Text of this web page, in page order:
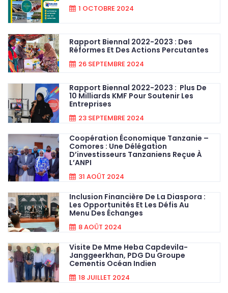
1 OCTOBRE 2024
Rapport Biennal 2022-2023 : Des
Réformes Et Des Actions Percutantes
26 SEPTEMBRE 2024
Rapport Biennal 2022-2023 : Plus De
10 Milliards KMF Pour Soutenir Les
Entreprises
23 SEPTEMBRE 2024
Coopération Économique Tanzanie –
Comores : Une Délégation
D’investisseurs Tanzaniens Reçue À
L’ANPI
31 AOÛT 2024
Inclusion Financière De La Diaspora :
Les Opportunités Et Les Défis Au
Menu Des Échanges
8 AOÛT 2024
Visite De Mme Heba Capdevila-
Janggeerkhan, PDG Du Groupe
Cementis Océan Indien
18 JUILLET 2024